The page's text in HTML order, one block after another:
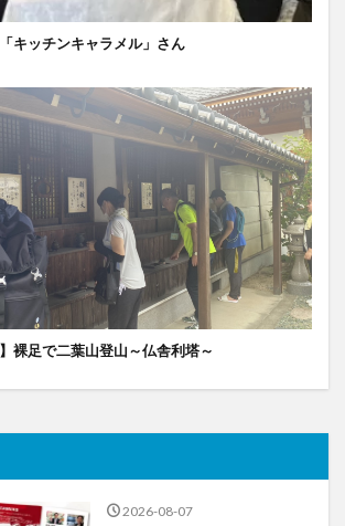
キッチンキャラメル」さん
裸足で二葉山登山～仏舎利塔～
2026-08-07